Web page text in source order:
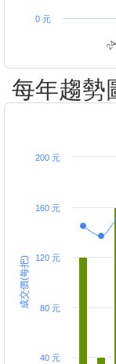
0 元
每年趨勢
成交價(每把)
40 元
80 元
120 元
160 元
200 元